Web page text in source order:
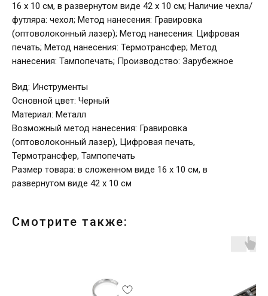
16 x 10 см, в развернутом виде 42 x 10 см; Наличие чехла/
футляра: чехол; Метод нанесения: Гравировка
(оптоволоконный лазер); Метод нанесения: Цифровая
печать; Метод нанесения: Термотрансфер; Метод
нанесения: Тампопечать; Производство: Зарубежное
Вид: Инструменты
Основной цвет: Черный
Материал: Металл
Возможный метод нанесения: Гравировка
(оптоволоконный лазер), Цифровая печать,
Термотрансфер, Тампопечать
Размер товара: в сложенном виде 16 x 10 см, в
развернутом виде 42 x 10 см
Смотрите также: